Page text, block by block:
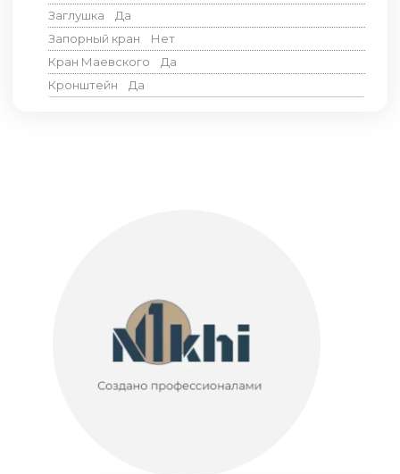
Заглушка
Да
Запорный кран
Нет
Кран Маевского
Да
Кронштейн
Да